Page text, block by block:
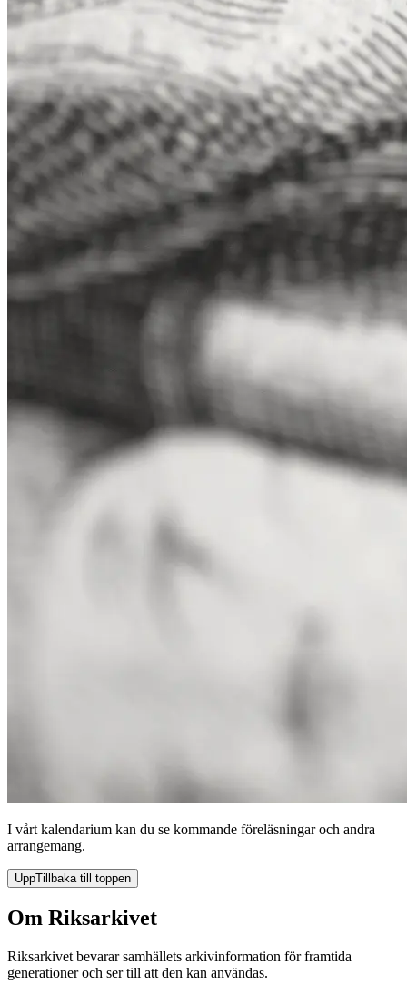
I vårt kalendarium kan du se kommande föreläsningar och andra
arrangemang.
UppTillbaka till toppen
Om Riksarkivet
Riksarkivet bevarar samhällets arkivinformation för framtida
generationer och ser till att den kan användas.